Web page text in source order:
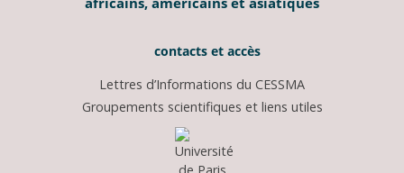
contacts et accès
Lettres d’Informations du CESSMA
Groupements scientifiques et liens utiles